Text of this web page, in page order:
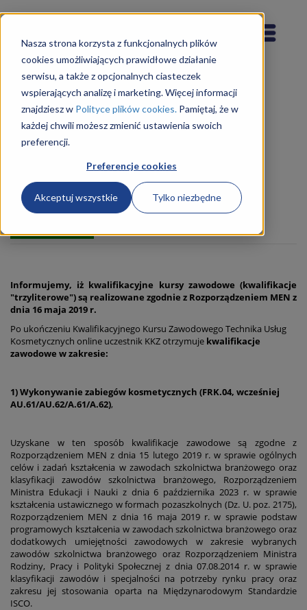
Nasza strona korzysta z funkcjonalnych plików
cookies umożliwiających prawidłowe działanie
serwisu, a także z opcjonalnych ciasteczek
wspierających analizę i marketing. Więcej informacji
znajdziesz w Polityce plików cookies.Pamiętaj, że w
każdej chwili możesz zmienić ustawienia swoich
preferencji.
Preferencje cookies
Akceptuj wszystkie Tylko niezbędne
Technik Usług Kosmetycznych
514207 (Kurs Kwalifikacyjny
Zawodowy: FRK.04, dawniej
AU.61/AU.62)
Informujemy, iż kwalifikacyjne kursy zawodowe (kwalifikacje
"trzyliterowe") są realizowane zgodnie z Rozporządzeniem MEN z
dnia 16 maja 2019 r.
Po ukończeniu Kwalifikacyjnego Kursu Zawodowego Technika Usług
Kosmetycznych online uczestnik KKZ otrzymuje kwalifikacje
zawodowe w zakresie:
1) Wykonywanie zabiegów kosmetycznych (FRK.04, wcześniej
AU.61/AU.62/A.61/A.62),
Uzyskane w ten sposób kwalifikacje zawodowe są zgodne z
Rozporządzeniem MEN z dnia 15 lutego 2019 r. w sprawie ogólnych
celów i zadań kształcenia w zawodach szkolnictwa branżowego oraz
klasyfikacji zawodów szkolnictwa branżowego, Rozporządzeniem
Ministra Edukacji i Nauki z dnia 6 października 2023 r. w sprawie
kształcenia ustawicznego w formach pozaszkolnych (Dz. U. poz. 2175),
Rozporządzeniem MEN z dnia 16 maja 2019 r. w sprawie podstaw
programowych kształcenia w zawodach szkolnictwa branżowego oraz
dodatkowych umiejętności zawodowych w zakresie wybranych
zawodów szkolnictwa branżowego oraz Rozporządzeniem Ministra
Rodziny, Pracy i Polityki Społecznej z dnia 07.08.2014 r. w sprawie
klasyfikacji zawodów i specjalności na potrzeby rynku pracy oraz
zakresu jej stosowania oparta na Międzynarodowym Standardzie
ISCO.